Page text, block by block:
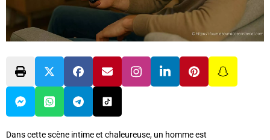
Dans cette scène intime et chaleureuse, un homme est